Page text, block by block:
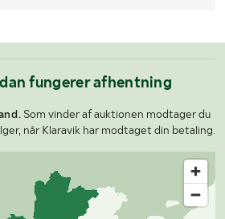
fungerer afhentning
Som vinder af auktionen modtager du
når Klaravik har modtaget din betaling.